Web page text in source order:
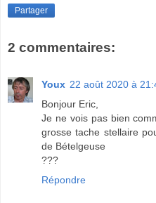
Partager
2 commentaires:
Youx 22 août 2020 à
Bonjour Eric,
Je ne vois pas bien
grosse tache stellaire
de Bételgeuse
???
Répondre